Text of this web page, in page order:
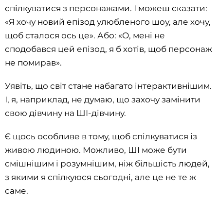
спілкуватися з персонажами. І можеш сказати:
«Я хочу новий епізод улюбленого шоу, але хочу,
щоб сталося ось це». Або: «О, мені не
сподобався цей епізод, я б хотів, щоб персонаж
не помирав».
Уявіть, що світ стане набагато інтерактивнішим.
І, я, наприклад, не думаю, що захочу замінити
свою дівчину на ШІ-дівчину.
Є щось особливе в тому, щоб спілкуватися із
живою людиною. Можливо, ШІ може бути
смішнішим і розумнішим, ніж більшість людей,
з якими я спілкуюся сьогодні, але це не те ж
саме.